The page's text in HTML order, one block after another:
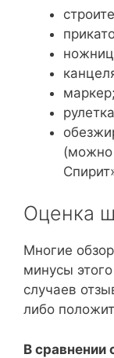
маркер;
(можно
Оценка
Многие
минусы
случаев
либо
В сравнении